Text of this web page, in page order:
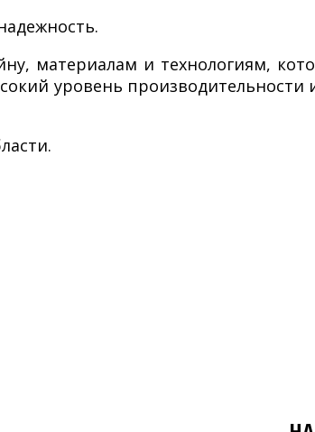
материалам и технологиям,
уровень производительности